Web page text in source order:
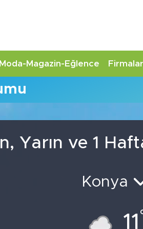
Moda-Magazin-Eğlence
Yarın ve 1
Konya
11